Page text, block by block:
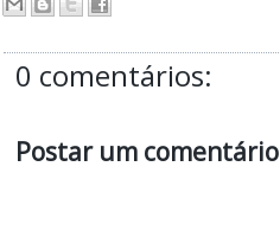
0 comentários:
Postar um comentário